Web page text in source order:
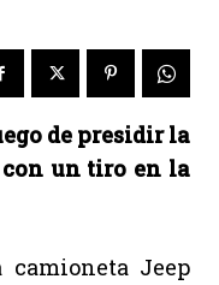
de presidir la
un tiro en la
Jeep